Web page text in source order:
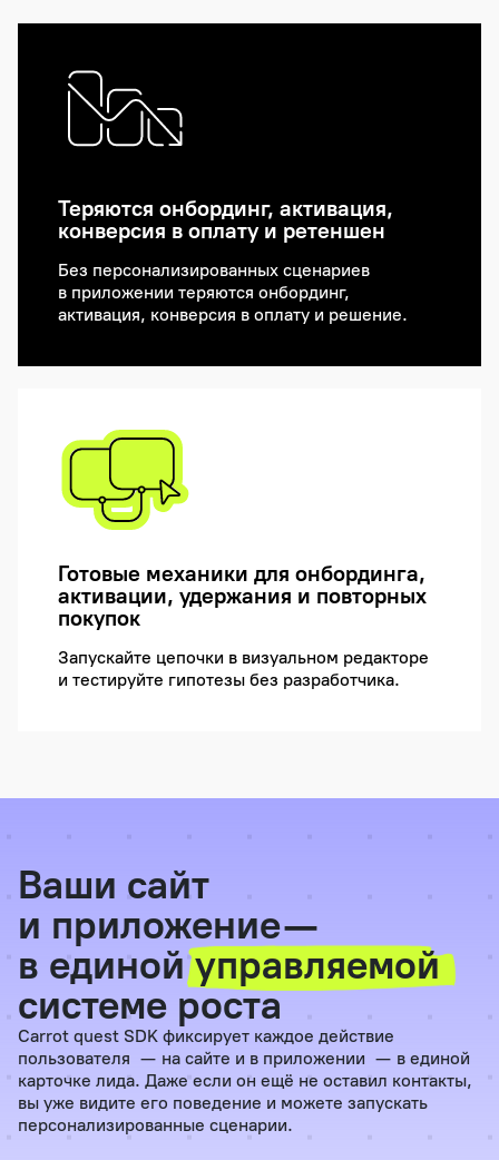
Теряются онбординг, активация,
конверсия в оплату и ретеншен
Без персонализированных сценариев
в приложении теряются онбординг,
активация, конверсия в оплату и решение.
Готовые механики для онбординга,
активации, удержания и повторных
покупок
Запускайте цепочки в визуальном редакторе
и тестируйте гипотезы без разработчика.
Ваши сайт
и приложение —
в единой управляемой
системе роста
Carrot quest SDK фиксирует каждое действие
пользователя — на сайте и в приложении — в единой
карточке лида. Даже если он ещё не оставил контакты,
вы уже видите его поведение и можете запускать
персонализированные сценарии.